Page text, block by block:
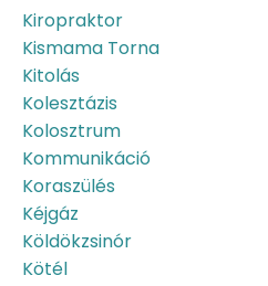
Kiropraktor
Kismama Torna
Kitolás
Kolesztázis
Kolosztrum
Kommunikáció
Koraszülés
Kéjgáz
Köldökzsinór
Kötél